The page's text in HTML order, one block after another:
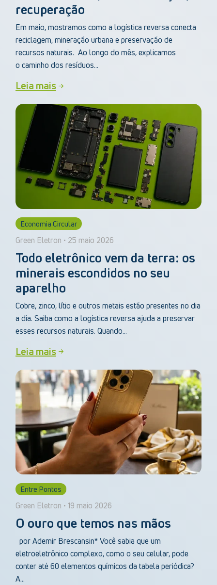
recuperação
Em maio, mostramos como a logística reversa conecta
reciclagem, mineração urbana e preservação de
recursos naturais. Ao longo do mês, explicamos
o caminho dos resíduos...
Leia mais
Economia Circular
Green Eletron • 25 maio 2026
Todo eletrônico vem da terra: os
minerais escondidos no seu
aparelho
Cobre, zinco, lítio e outros metais estão presentes no dia
a dia. Saiba como a logística reversa ajuda a preservar
esses recursos naturais. Quando...
Leia mais
Entre Pontos
Green Eletron • 19 maio 2026
O ouro que temos nas mãos
por Ademir Brescansin* Você sabia que um
eletroeletrônico complexo, como o seu celular, pode
conter até 60 elementos químicos da tabela periódica?
A...